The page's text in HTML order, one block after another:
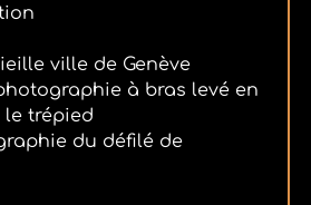
ville de Genève
à bras levé en
trépied
du défilé de